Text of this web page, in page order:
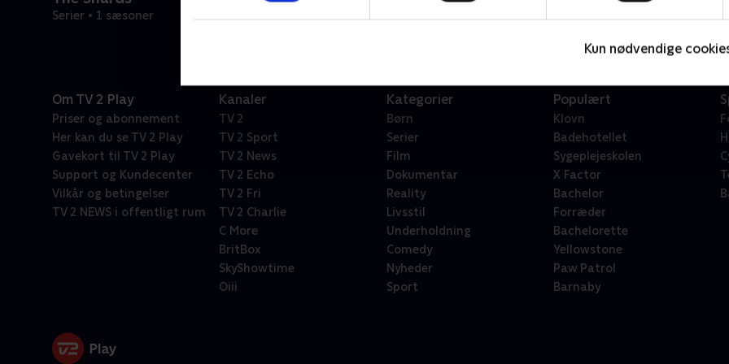
Kun nødvendige
Serier • 1 sæsoner
Om TV 2 Play
Priser og abonnement
Her kan du se TV 2 Play
Gavekort til TV 2 Play
Support og Kundecenter
Vilkår og betingelser
TV 2 NEWS i offentligt rum
Kanaler
TV 2
TV 2 Sport
TV 2 News
TV 2 Echo
TV 2 Fri
TV 2 Charlie
C More
BritBox
SkyShowtime
Oiii
Kategorier
Børn
Serier
Film
Dokumentar
Reality
Livsstil
Underholdning
Comedy
Nyheder
Sport
Populært
Klovn
Badehotellet
Sygeplejeskolen
X Factor
Bachelor
Forræder
Bachelorette
Yellowstone
Paw Patrol
Barnaby